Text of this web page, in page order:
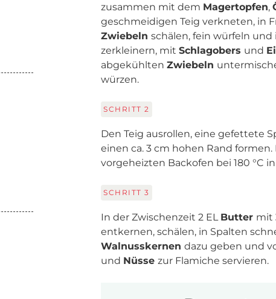
zusammen mit dem Magertopfen,
geschmeidigen Teig verkneten, in
Zwiebeln schälen, fein würfeln und
zerkleinern, mit Schlagobers und
abgekühlten Zwiebeln
würzen.
SCHRITT 2
Den Teig ausrollen, eine gefettete
einen ca. 3 cm hohen Rand
vorgeheizten Backofen bei 180 °C
SCHRITT 3
In der Zwischenzeit 2 EL Butter mit
entkernen, schälen, in Spalten
Walnusskernen dazu geben und
und Nüsse zur Flamiche servieren.